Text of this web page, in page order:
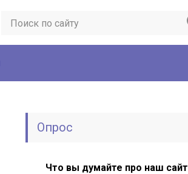
Опрос
Что вы думайте про наш сайт